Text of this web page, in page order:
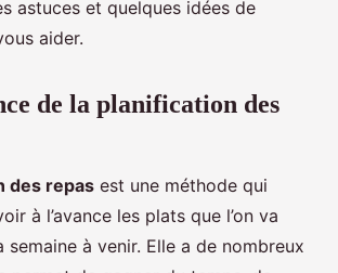
astuces et quelques idées de
aider.
de la planification des
des repas est une méthode qui
à l’avance les plats que l’on va
semaine à venir. Elle a de nombreux